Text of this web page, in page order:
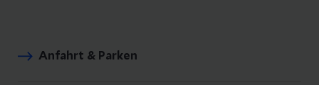
Anfahrt & Parken